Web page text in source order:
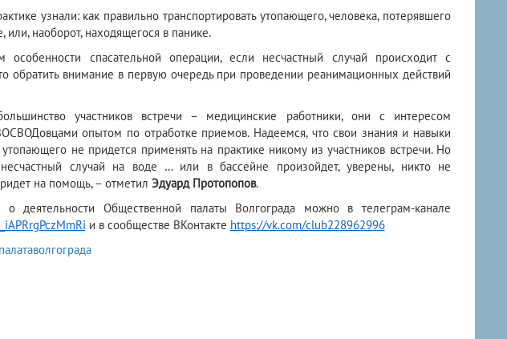
узнали: как правильно транспортировать утопающего, человека, потерявшего
или, наоборот, находящегося в панике.
спасательной операции, если несчастный случай происходит с
обратить внимание в первую очередь при проведении реанимационных действий
участников встречи – медицинские работники, они с интересом
опытом по отработке приемов. Надеемся, что свои знания и навыки
не придется применять на практике никому из участников встречи. Но
случай на воде … или в бассейне произойдет, уверены, никто не
на помощь, – отметил Эдуард Протопопов.
о деятельности Общественной палаты Волгограда можно в телеграм-канале
и в сообществе ВКонтакте https://vk.com/club228962996